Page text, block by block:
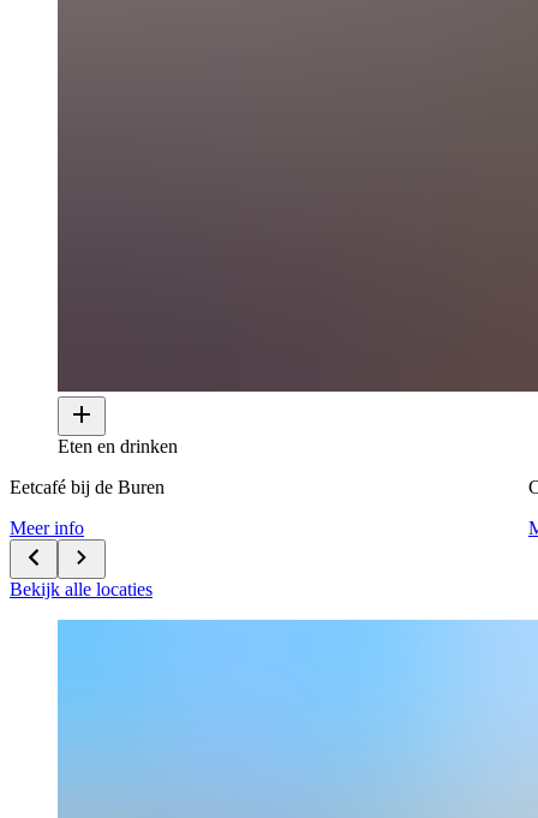
Eten en drinken
Eetcafé bij de Buren
Meer info
Bekijk alle locaties